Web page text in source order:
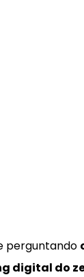
perguntando
digital do